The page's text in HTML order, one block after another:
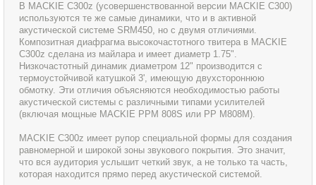
В MACKIE C300z (усовершенствованной версии MACKIE C300)
используются те же самые динамики, что и в активной
акустической системе SRM450, но с двумя отличиями.
Композитная диафрагма высокочастотного твитера в MACKIE
C300z сделана из майлара и имеет диаметр 1.75".
Низкочастотный динамик диаметром 12" производится с
термоустойчивой катушкой 3', имеющую двухстороннюю
обмотку. Эти отличия объясняются необходимостью работы
акустической системы с различными типами усилителей
(включая мощные MACKIE PPM 808S или PP M808M).
MACKIE С300z имеет рупор специальной формы для создания
равномерной и широкой зоны звукового покрытия. Это значит,
что вся аудитория услышит четкий звук, а не только та часть,
которая находится прямо перед акустической системой.